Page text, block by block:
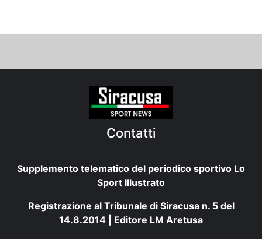
Contatti
Supplemento telematico del periodico sportivo Lo
Sport Illustrato
Registrazione al Tribunale di Siracusa n. 5 del
14.8.2014 | Editore LM Aretusa